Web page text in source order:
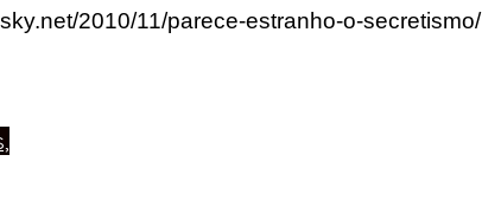
2010/11/parece-estranho-o-secretismo/